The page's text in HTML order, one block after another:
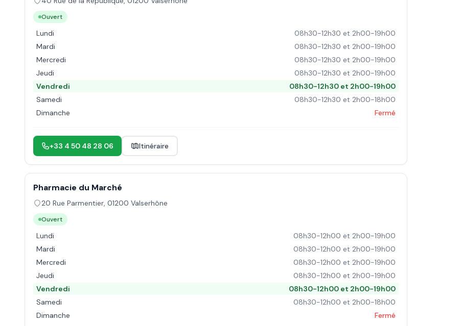
Ouvert
Lundi
08h30-12h30 et 2h00-19h00
Mardi
08h30-12h30 et 2h00-19h00
Mercredi
08h30-12h30 et 2h00-19h00
Jeudi
08h30-12h30 et 2h00-19h00
Vendredi
08h30-12h30 et 2h00-19h00
Samedi
08h30-12h30 et 2h00-18h00
Dimanche
Fermé
+33 4 50 48 28 06 Itinéraire
Pharmacie du Marché
20 Rue Parmentier, 01200 Valserhône
Ouvert
Lundi
08h30-12h00 et 2h00-19h00
Mardi
08h30-12h00 et 2h00-19h00
Mercredi
08h30-12h00 et 2h00-19h00
Jeudi
08h30-12h00 et 2h00-19h00
Vendredi
08h30-12h00 et 2h00-19h00
Samedi
08h30-12h00 et 2h00-18h00
Dimanche
Fermé